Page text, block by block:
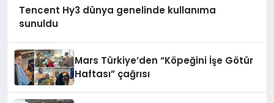
Tencent Hy3 dünya genelinde kullanıma
sunuldu
Mars Türkiye’den “Köpeğini İşe Götür
Haftası” çağrısı